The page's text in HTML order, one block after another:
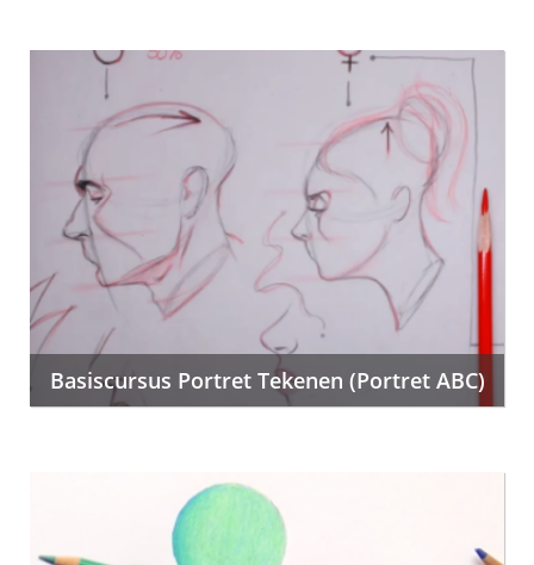
Basiscursus Portret Tekenen (Portret ABC)